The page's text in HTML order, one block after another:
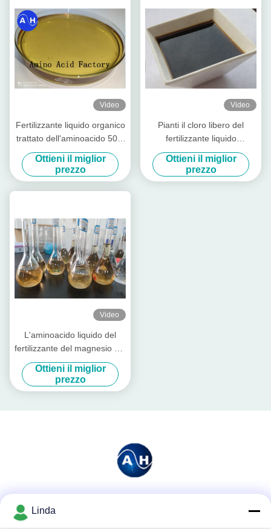
Video
Fertilizzante liquido organico
trattato dell'aminoacido 50%
di idrolisi enzimatica
Ottieni il miglior
prezzo
Video
Pianti il cloro libero del
fertilizzante liquido
dell'aminoacido di fonte 30%
dell'imballaggio 1L
Ottieni il miglior
prezzo
Video
L'aminoacido liquido del
fertilizzante del magnesio del
calcio ha chelatato
Ottieni il miglior
prezzo
Linda